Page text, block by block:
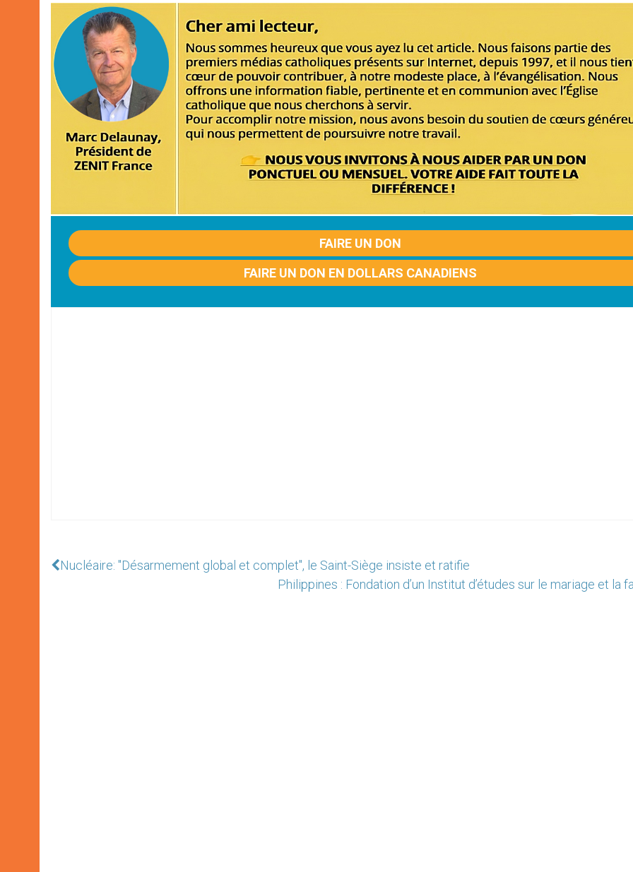
FAIRE UN DON
FAIRE UN DON EN DOLLARS CANADIENS
Nucléaire: "Désarmement global et complet", le Saint-Siège insiste et ratifie
Philippines : Fondation d’un Institut d’études sur le mariage et la